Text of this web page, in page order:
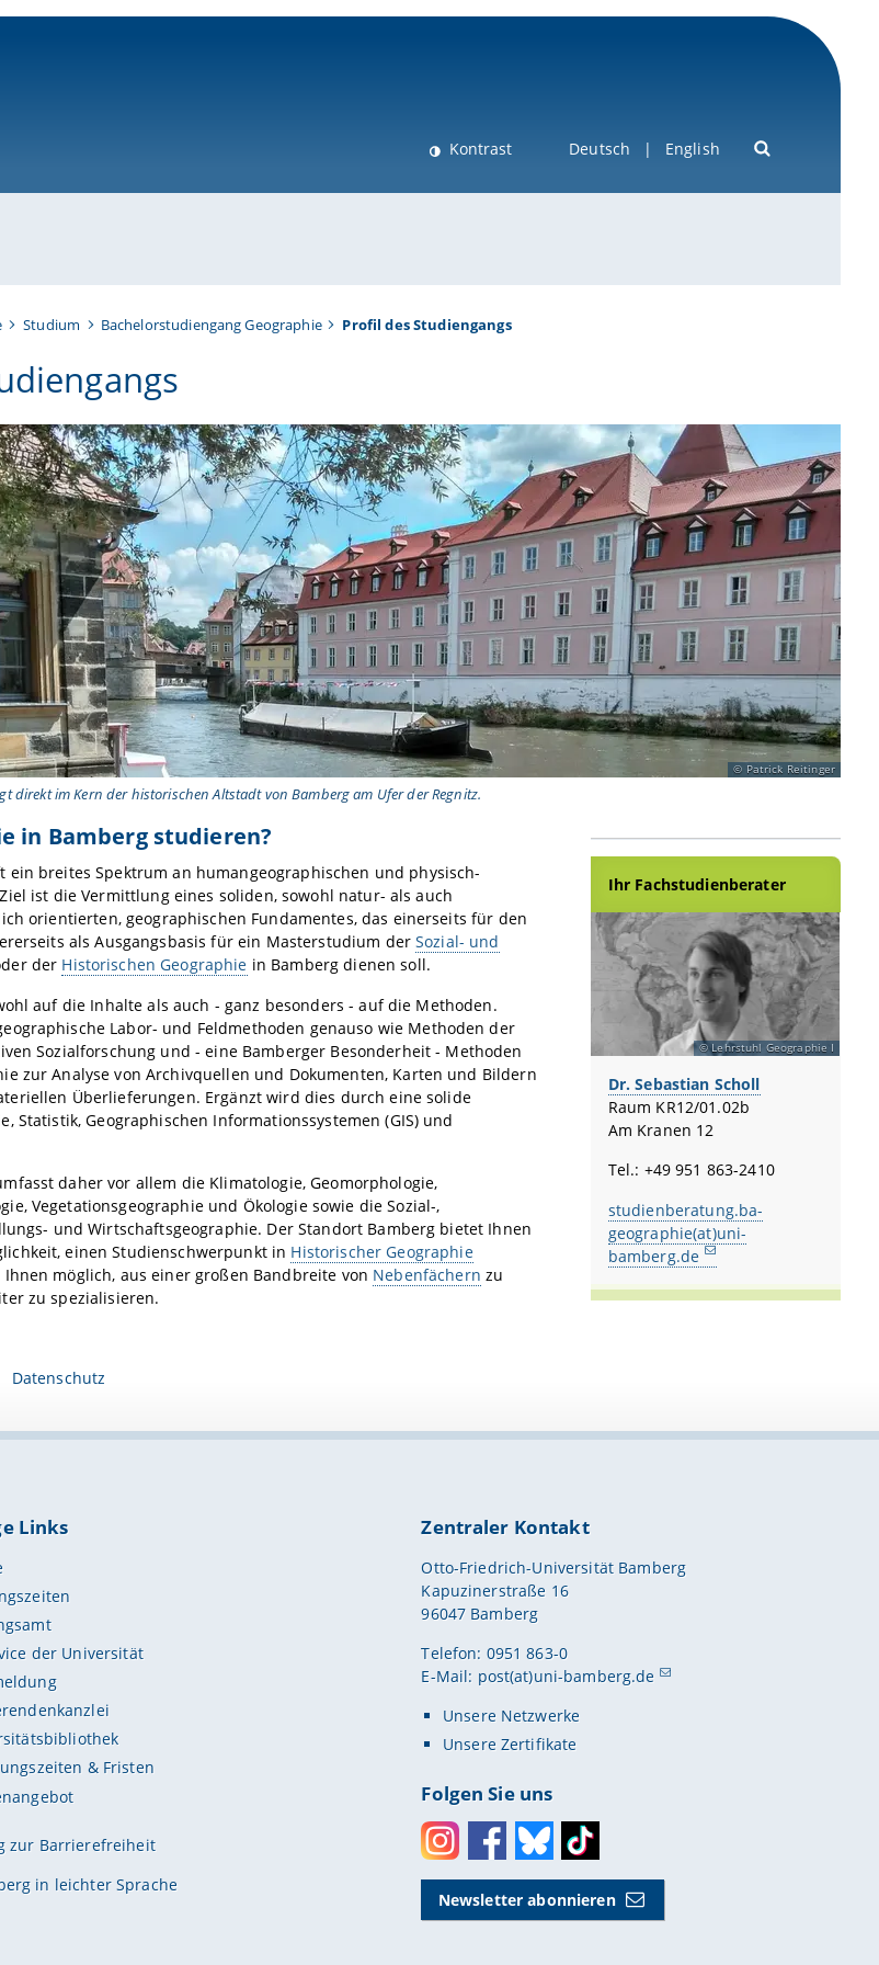
Kontrast Deutsch English
Studium Bachelorstudiengang Geographie Profil des Studiengangs
Patrick Reitinger
direkt im Kern der historischen Altstadt von Bamberg am Ufer der Regnitz.
in Bamberg studieren?
ein breites Spektrum an humangeographischen und physisch-
ist die Vermittlung eines soliden, sowohl natur- als auch
orientierten, geographischen Fundamentes, das einerseits für den
als Ausgangsbasis für ein Masterstudium derSozial- und
der Historischen Geographie in Bamberg dienen soll.
auf die Inhalte als auch - ganz besonders - auf die Methoden.
Labor- und Feldmethoden genauso wie Methoden der
Sozialforschung und - eine Bamberger Besonderheit - Methoden
zur Analyse von Archivquellen und Dokumenten, Karten und Bildern
Überlieferungen. Ergänzt wird dies durch eine solide
Statistik, Geographischen Informationssystemen (GIS) und
daher vor allem die Klimatologie, Geomorphologie,
Vegetationsgeographie und Ökologie sowie die Sozial-,
und Wirtschaftsgeographie. Der Standort Bamberg bietet Ihnen
einen Studienschwerpunkt in Historischer Geographie
möglich, aus einer großen Bandbreite von Nebenfächern zu
zu spezialisieren.
Ihr Fachstudienberater
Lehrstuhl Geographie I
Dr. Sebastian Scholl
Raum KR12/01.02b
Am Kranen 12
Tel.: +49 951 863-2410
studienberatung.ba-
geographie(at)uni-
bamberg.de
Datenschutz
Links
der Universität
& Fristen
zur Barrierefreiheit
in leichter Sprache
Zentraler Kontakt
Otto-Friedrich-Universität Bamberg
Kapuzinerstraße 16
96047 Bamberg
Telefon: 0951 863-0
E-Mail: post(at)uni-bamberg.de
Unsere Netzwerke
Unsere Zertifikate
Folgen Sie uns
InstagramFacebookBlueskyToktok
Newsletter abonnieren